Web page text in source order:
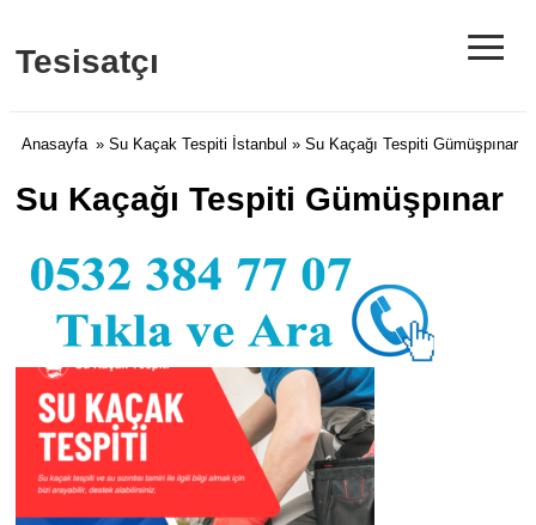
Tesisatçı ≡
Anasayfa » Su Kaçak Tespiti İstanbul » Su Kaçağı Tespiti Gümüşpınar
Su Kaçağı Tespiti Gümüşpınar